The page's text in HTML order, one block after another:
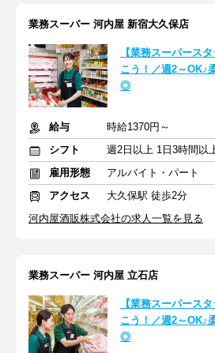
業務スーパー 河内屋 新宿大久保店
【業務スーパース
こう！／週2～OK♪
◎
給与
時給1370円～
シフト
週2日以上 1日3時間以
雇用形態
アルバイト・パート
アクセス
大久保駅 徒歩2分
河内屋酒販株式会社の求人一覧を見る
業務スーパー 河内屋 立石店
【業務スーパース
こう！／週2～OK♪
◎